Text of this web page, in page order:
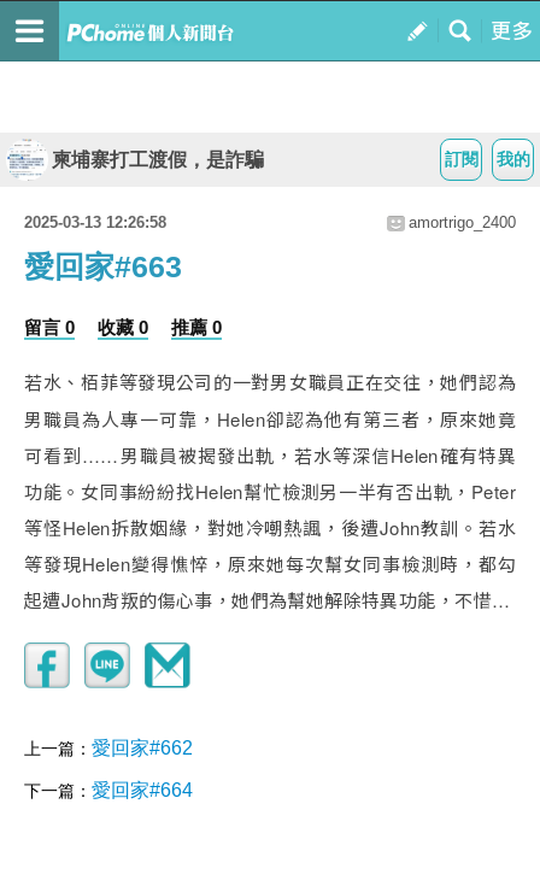
我的
訂閱
柬埔寨打工渡假，是詐騙
2025-03-13 12:26:58 amortrigo_2400
愛回家#663
留言 0 收藏 0 推薦 0
若水、栢菲等發現公司的一對男女職員正在交往，她們認為
男職員為人專一可靠，Helen卻認為他有第三者，原來她竟
可看到……男職員被揭發出軌，若水等深信Helen確有特異
功能。女同事紛紛找Helen幫忙檢測另一半有否出軌，Peter
等怪Helen拆散姻緣，對她冷嘲熱諷，後遭John教訓。若水
等發現Helen變得憔悴，原來她每次幫女同事檢測時，都勾
起遭John背叛的傷心事，她們為幫她解除特異功能，不惜…
上一篇： 愛回家#662
下一篇： 愛回家#664